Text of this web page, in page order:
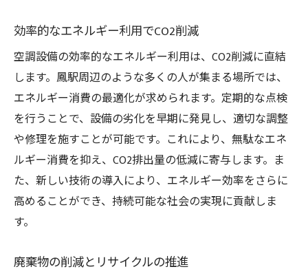
効率的なエネルギー利用でCO2削減
空調設備の効率的なエネルギー利用は、CO2削減に直結
します。鳳駅周辺のような多くの人が集まる場所では、
エネルギー消費の最適化が求められます。定期的な点検
を行うことで、設備の劣化を早期に発見し、適切な調整
や修理を施すことが可能です。これにより、無駄なエネ
ルギー消費を抑え、CO2排出量の低減に寄与します。ま
た、新しい技術の導入により、エネルギー効率をさらに
高めることができ、持続可能な社会の実現に貢献しま
す。
廃棄物の削減とリサイクルの推進